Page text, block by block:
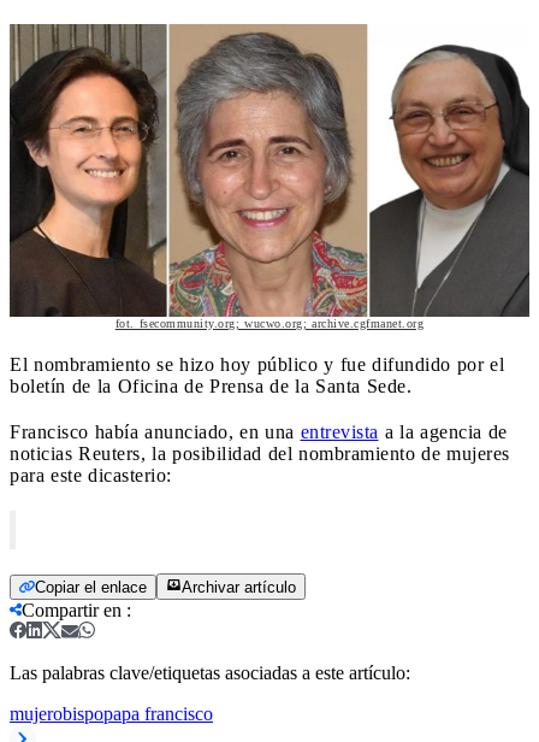
fot. fsecommunity.org; wucwo.org; archive.cgfmanet.org
El nombramiento se hizo hoy público y fue difundido por el
boletín de la Oficina de Prensa de la Santa Sede.
Francisco había anunciado, en una entrevista a la agencia de
noticias Reuters, la posibilidad del nombramiento de mujeres
para este dicasterio:
Copiar el enlace Archivar artículo
Compartir en :
Las palabras clave/etiquetas asociadas a este artículo:
mujerobispopapa francisco